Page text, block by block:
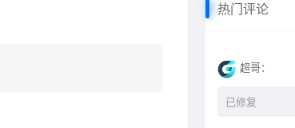
热门评论
超哥：
已修复